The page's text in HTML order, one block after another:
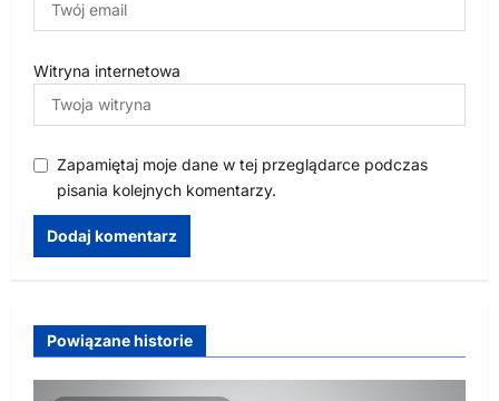
Witryna internetowa
Zapamiętaj moje dane w tej przeglądarce podczas
pisania kolejnych komentarzy.
Powiązane historie